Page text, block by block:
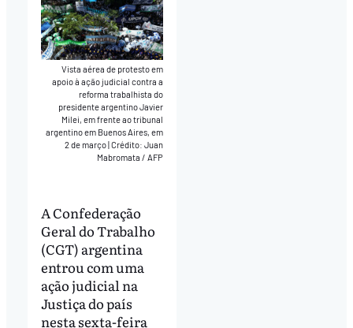
Vista aérea de protesto em
apoio à ação judicial contra a
reforma trabalhista do
presidente argentino Javier
Milei, em frente ao tribunal
argentino em Buenos Aires, em
2 de março|Crédito: Juan
Mabromata / AFP
A Confederação
Geral do Trabalho
(CGT) argentina
entrou com uma
ação judicial na
Justiça do país
nesta sexta-feira